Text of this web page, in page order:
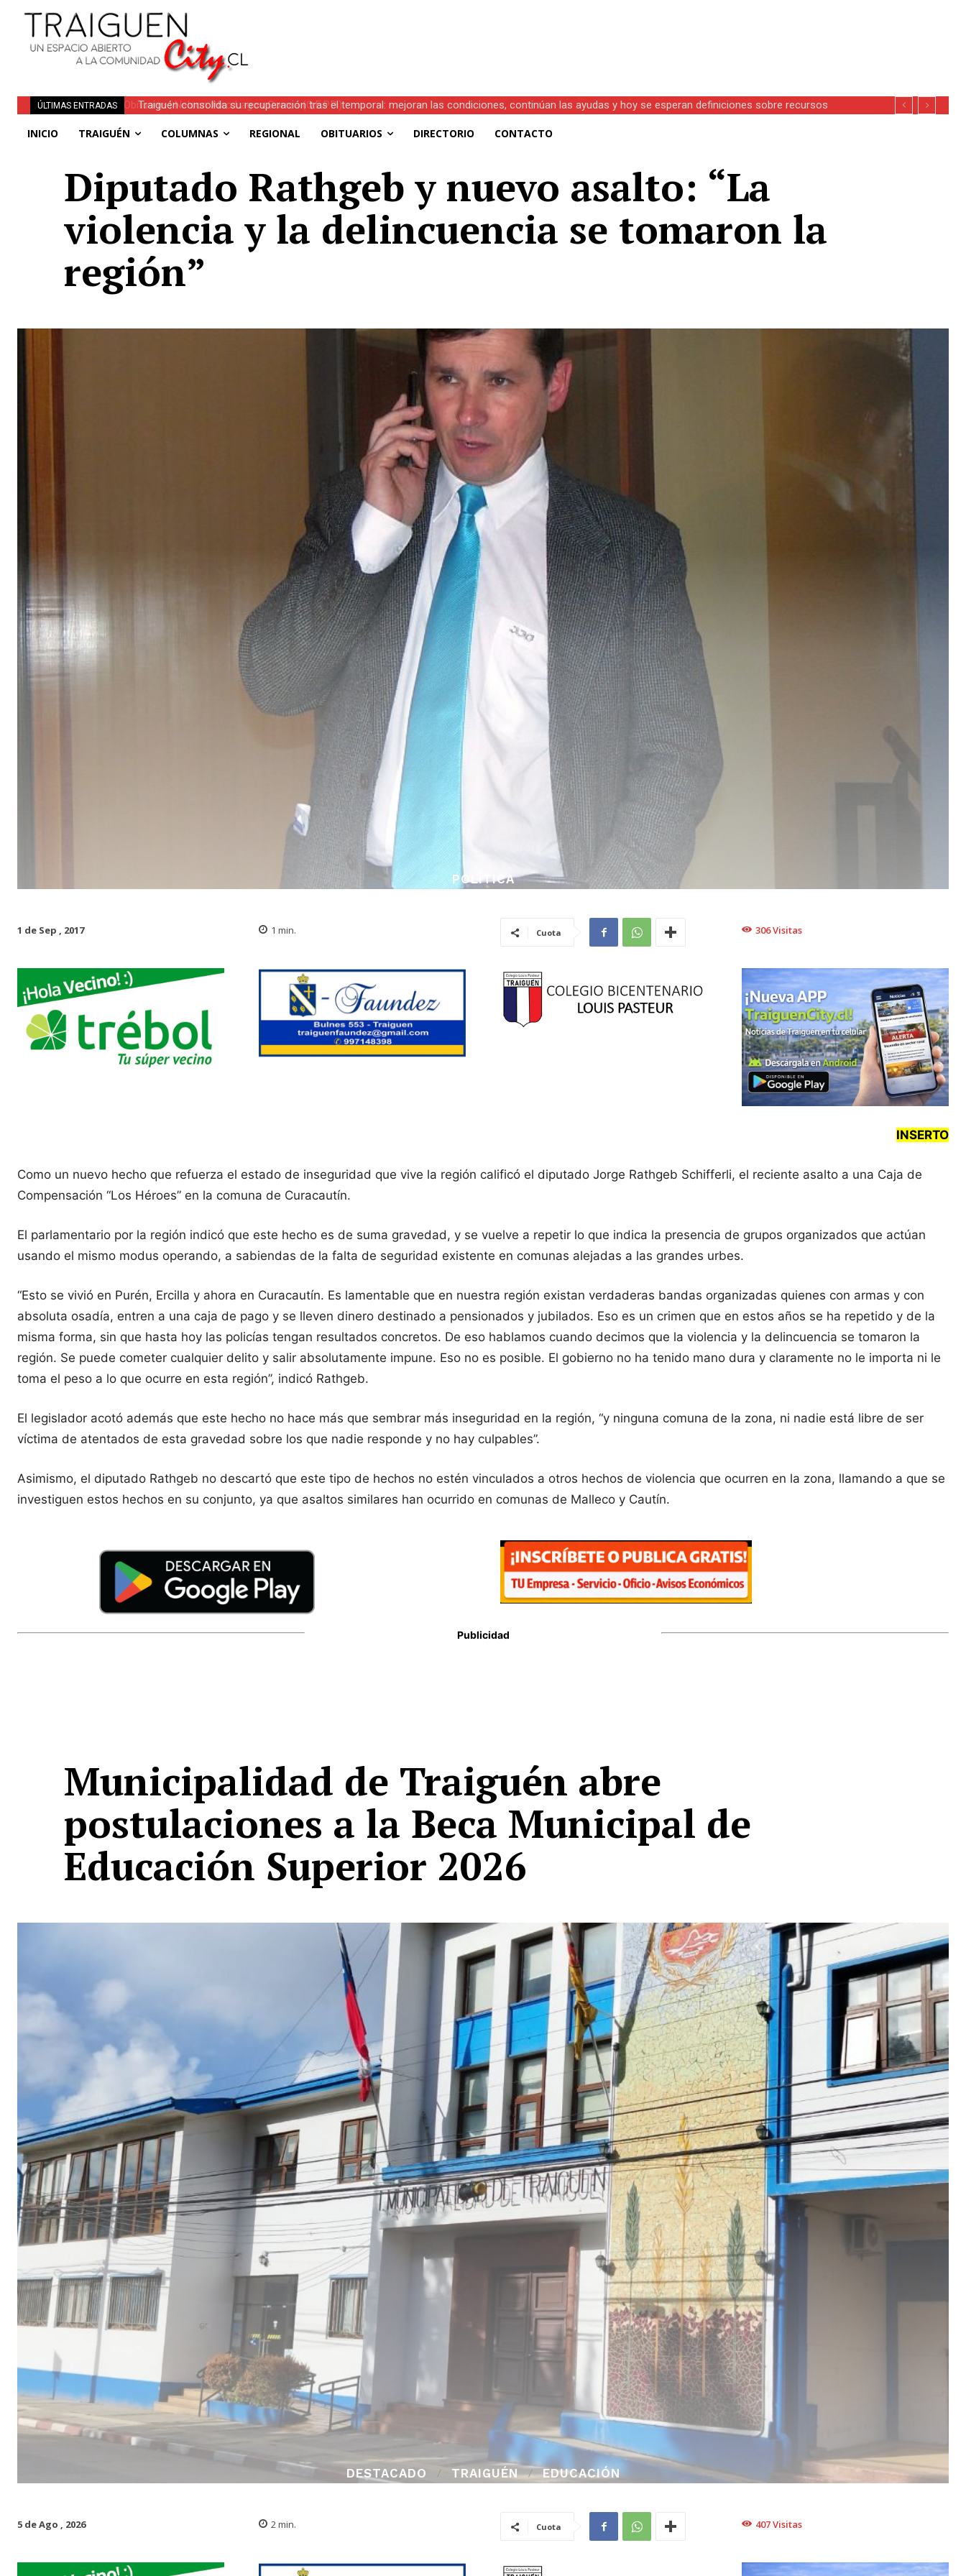
ÚLTIMAS ENTRADAS
Traiguén consolida su recuperación tras el temporal: mejoran las condiciones, continúan las ayudas y hoy se esperan definiciones sobre recursos
INICIO TRAIGUÉN COLUMNAS REGIONAL OBITUARIOS DIRECTORIO CONTACTO
Diputado Rathgeb y nuevo asalto: “La
violencia y la delincuencia se tomaron la
región”
POLÍTICA
1 de Sep , 2017 1 min. Cuota 306Visitas
INSERTO
Como un nuevo hecho que refuerza el estado de inseguridad que vive la región calificó el diputado Jorge Rathgeb Schifferli, el reciente asalto a una Caja de
Compensación “Los Héroes” en la comuna de Curacautín.
El parlamentario por la región indicó que este hecho es de suma gravedad, y se vuelve a repetir lo que indica la presencia de grupos organizados que actúan
usando el mismo modus operando, a sabiendas de la falta de seguridad existente en comunas alejadas a las grandes urbes.
“Esto se vivió en Purén, Ercilla y ahora en Curacautín. Es lamentable que en nuestra región existan verdaderas bandas organizadas quienes con armas y con
absoluta osadía, entren a una caja de pago y se lleven dinero destinado a pensionados y jubilados. Eso es un crimen que en estos años se ha repetido y de la
misma forma, sin que hasta hoy las policías tengan resultados concretos. De eso hablamos cuando decimos que la violencia y la delincuencia se tomaron la
región. Se puede cometer cualquier delito y salir absolutamente impune. Eso no es posible. El gobierno no ha tenido mano dura y claramente no le importa ni le
toma el peso a lo que ocurre en esta región”, indicó Rathgeb.
El legislador acotó además que este hecho no hace más que sembrar más inseguridad en la región, “y ninguna comuna de la zona, ni nadie está libre de ser
víctima de atentados de esta gravedad sobre los que nadie responde y no hay culpables”.
Asimismo, el diputado Rathgeb no descartó que este tipo de hechos no estén vinculados a otros hechos de violencia que ocurren en la zona, llamando a que se
investiguen estos hechos en su conjunto, ya que asaltos similares han ocurrido en comunas de Malleco y Cautín.
Publicidad